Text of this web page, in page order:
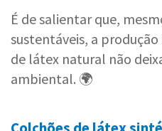
É de salientar que,
sustentáveis, a
de látex natural não
ambiental. 🌍